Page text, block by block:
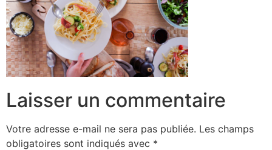
Laisser un commentaire
Votre adresse e-mail ne sera pas publiée. Les champs
obligatoires sont indiqués avec *